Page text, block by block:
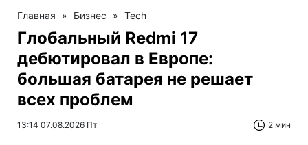
Главная » Бизнес » Tech
Глобальный Redmi 17
дебютировал в Европе:
большая батарея не решает
всех проблем
13:14 07.08.2026 Пт 2 мин